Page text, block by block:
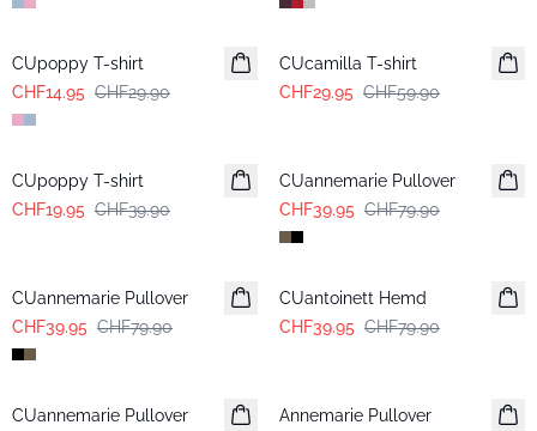
-50%
CUpoppy T-shirt
CHF14.95 CHF29.90
-50%
CUcamilla T-shirt
CHF29.95 CHF59.90
-50%
CUpoppy T-shirt
CHF19.95 CHF39.90
CUannemarie Pullover
CHF39.95 CHF79.90
CUannemarie Pullover
CHF39.95 CHF79.90
-50%
CUantoinett Hemd
CHF39.95 CHF79.90
-50%
CUannemarie Pullover
Annemarie Pullover